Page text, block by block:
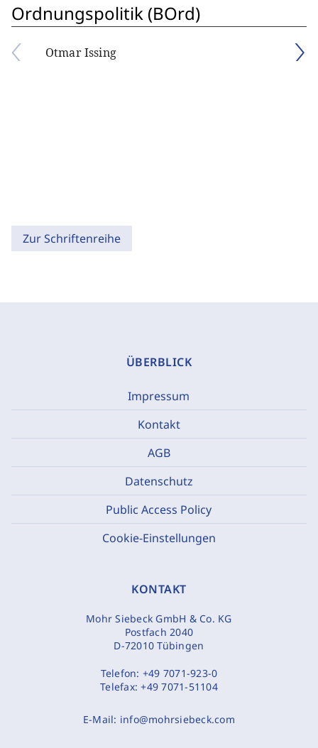
Ordnungspolitik (BOrd)
Otmar Issing
Zur Schriftenreihe
ÜBERBLICK
Impressum
Kontakt
AGB
Datenschutz
Public Access Policy
Cookie-Einstellungen
KONTAKT
Mohr Siebeck GmbH & Co. KG
Postfach 2040
D-72010 Tübingen
Telefon: +49 7071-923-0
Telefax:+49 7071-51104
E-Mail: info@mohrsiebeck.com